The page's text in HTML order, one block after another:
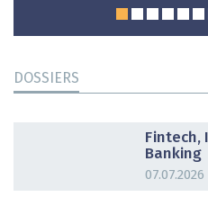
DOSSIERS
Fintech,
Banking